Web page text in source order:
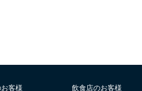
客様
飲食店のお客様